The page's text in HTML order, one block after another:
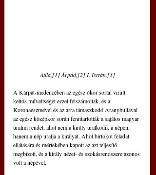
Atila,[1] Árpád,[2] I. István.[3]
A Kárpát-medencében az egész ókor során virult
kettős műveltséget ezzel felszámolták, és a
Koronaeszmével és az arra támaszkodó Aranybullával
az egész középkor során fenntartották a sajátos magyar
uralmi rendet, ahol nem a király uralkodik a népen,
hanem a nép uralja a királyát. Ahol birtokot feladat
ellátására és mértékében kapott az azt teljesítő
megbízott, és a király nézet- és szokásrendszere azonos
volt a népével.